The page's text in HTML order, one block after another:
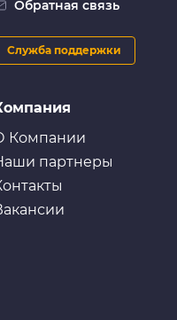
ABRO силиконовая,
Компании
партнеры
Обратная связь
Служба поддержки